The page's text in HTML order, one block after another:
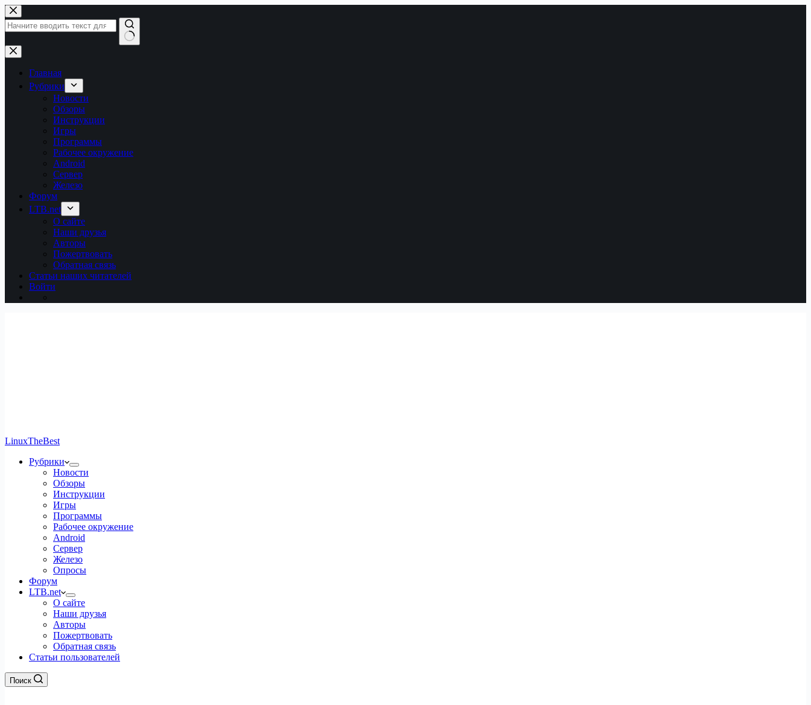
Перейти
к
сути
Ничего
не
найденоГлавная
Рубрики
Новости
Обзоры
Инструкции
Игры
Программы
Рабочее окружение
Android
Сервер
Железо
Форум
LTB.net
О сайте
Наши друзья
Авторы
Пожертвовать
Обратная связь
Статьи наших читателей
Войти
LinuxTheBest
Рубрики
Новости
Обзоры
Инструкции
Игры
Программы
Рабочее окружение
Android
Сервер
Железо
Опросы
Форум
LTB.net
О сайте
Наши друзья
Авторы
Пожертвовать
Обратная связь
Статьи пользователей
Поиск